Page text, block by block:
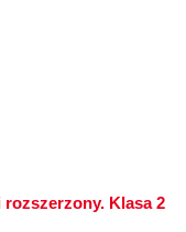
Klasa 2